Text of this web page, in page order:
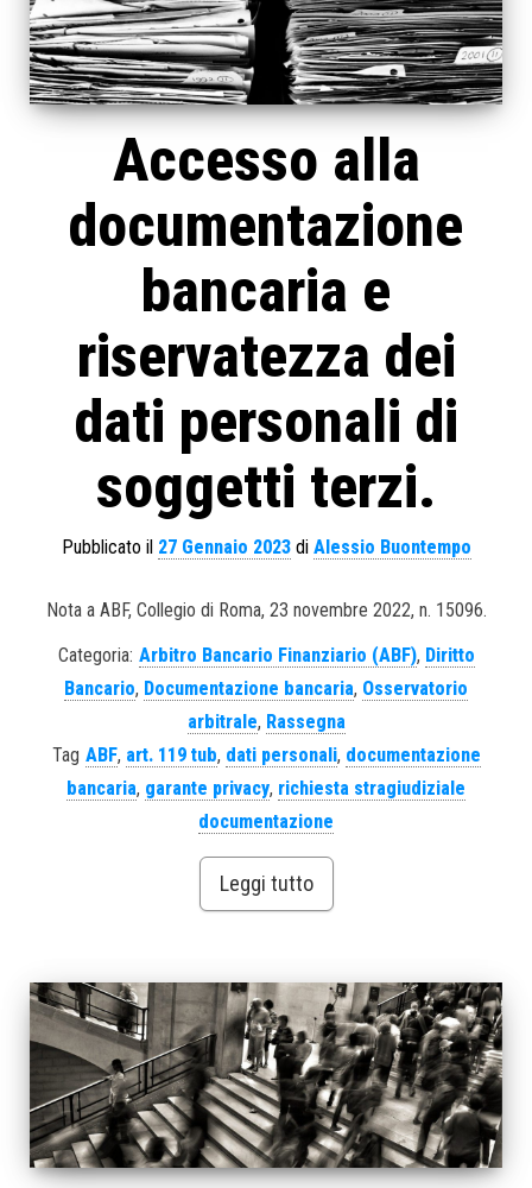
Accesso alla
documentazione
bancaria e
riservatezza dei
dati personali di
soggetti terzi.
Pubblicato il 27 Gennaio 2023di Alessio Buontempo
Nota a ABF, Collegio di Roma, 23 novembre 2022, n. 15096.
Categoria: Arbitro Bancario Finanziario (ABF), Diritto
Bancario, Documentazione bancaria, Osservatorio
arbitrale, Rassegna
Tag ABF, art. 119 tub, dati personali, documentazione
bancaria, garante privacy, richiesta stragiudiziale
documentazione
Leggi tutto